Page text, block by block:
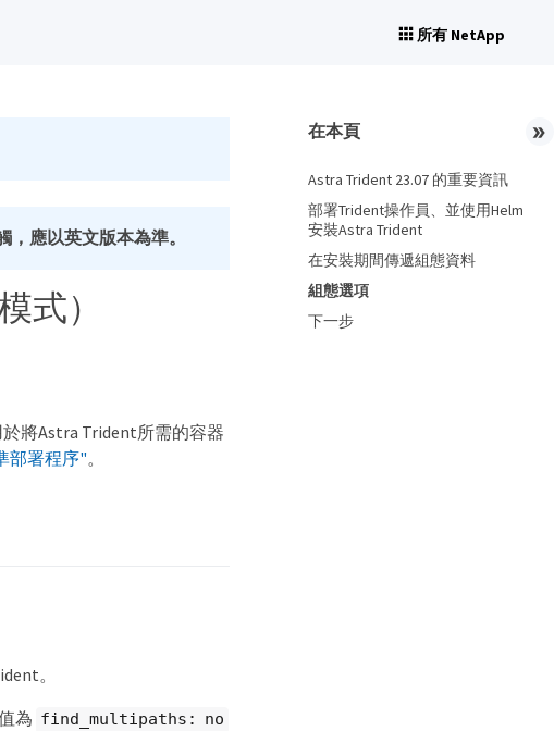
所有 NetApp
應以英文版本為準。
式）
將Astra Trident所需的容器
部署程序"。
。
為 find_multipaths: no
在本頁
Astra Trident 23.07 的重要資訊
部署Trident操作員、並使用Helm
安裝Astra Trident
在安裝期間傳遞組態資料
組態選項
下一步